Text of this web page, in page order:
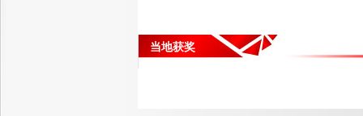
当地获奖